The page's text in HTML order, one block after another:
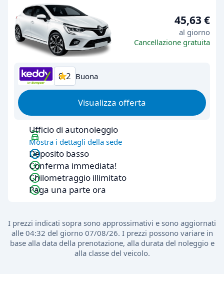
45,63 €
al giorno
Cancellazione gratuita
8,2 Buona
Visualizza offerta
Ufficio di autonoleggio
Mostra i dettagli della sede
Deposito basso
Conferma immediata!
Chilometraggio illimitato
Paga una parte ora
I prezzi indicati sopra sono approssimativi e sono aggiornati
alle 04:32 del giorno 07/08/26. I prezzi possono variare in
base alla data della prenotazione, alla durata del noleggio e
alla classe del veicolo.